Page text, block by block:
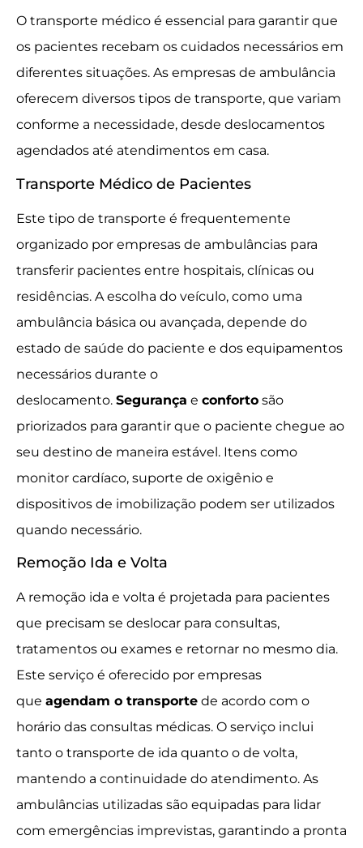
O transporte médico é essencial para garantir que
os pacientes recebam os cuidados necessários em
diferentes situações. As empresas de ambulância
oferecem diversos tipos de transporte, que variam
conforme a necessidade, desde deslocamentos
agendados até atendimentos em casa.
Transporte Médico de Pacientes
Este tipo de transporte é frequentemente
organizado por empresas de ambulâncias para
transferir pacientes entre hospitais, clínicas ou
residências. A escolha do veículo, como uma
ambulância básica ou avançada, depende do
estado de saúde do paciente e dos equipamentos
necessários durante o
deslocamento. Segurança e conforto são
priorizados para garantir que o paciente chegue ao
seu destino de maneira estável. Itens como
monitor cardíaco, suporte de oxigênio e
dispositivos de imobilização podem ser utilizados
quando necessário.
Remoção Ida e Volta
A remoção ida e volta é projetada para pacientes
que precisam se deslocar para consultas,
tratamentos ou exames e retornar no mesmo dia.
Este serviço é oferecido por empresas
que agendam o transporte de acordo com o
horário das consultas médicas. O serviço inclui
tanto o transporte de ida quanto o de volta,
mantendo a continuidade do atendimento. As
ambulâncias utilizadas são equipadas para lidar
com emergências imprevistas, garantindo a pronta